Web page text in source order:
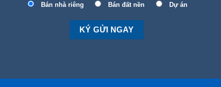
Bán nhà riêng Bán đất nền Dự án